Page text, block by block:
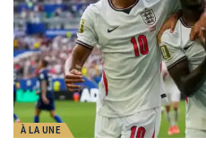
À LA UNE